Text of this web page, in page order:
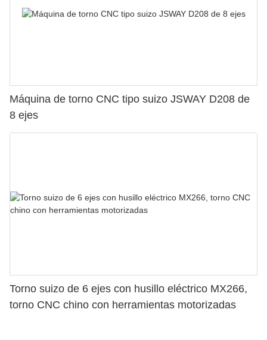
Máquina de torno CNC tipo suizo JSWAY D208 de
8 ejes
Torno suizo de 6 ejes con husillo eléctrico MX266,
torno CNC chino con herramientas motorizadas